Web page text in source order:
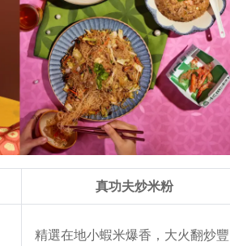
真功夫炒米粉
精選在地小蝦米爆香，大火翻炒豐